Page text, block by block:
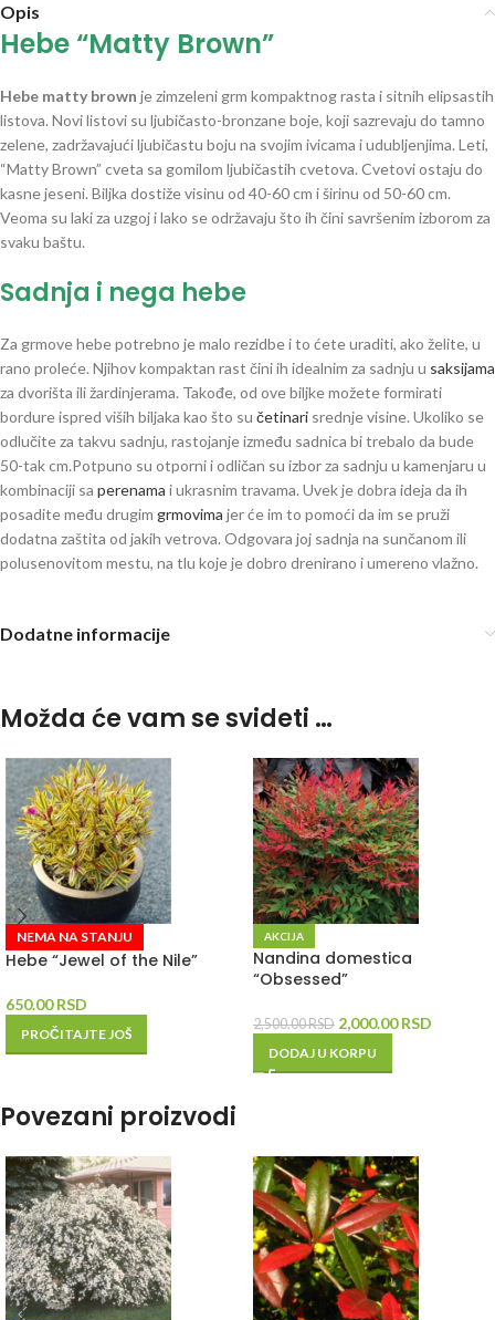
Opis
Hebe “Matty Brown”
Hebe matty brown je zimzeleni grm kompaktnog rasta i sitnih elipsastih
listova. Novi listovi su ljubičasto-bronzane boje, koji sazrevaju do tamno
zelene, zadržavajući ljubičastu boju na svojim ivicama i udubljenjima. Leti,
“Matty Brown” cveta sa gomilom ljubičastih cvetova. Cvetovi ostaju do
kasne jeseni. Biljka dostiže visinu od 40-60 cm i širinu od 50-60 cm.
Veoma su laki za uzgoj i lako se održavaju što ih čini savršenim izborom za
svaku baštu.
Sadnja i nega hebe
Za grmove hebe potrebno je malo rezidbe i to ćete uraditi, ako želite, u
rano proleće. Njihov kompaktan rast čini ih idealnim za sadnju u saksijama
za dvorišta ili žardinjerama. Takođe, od ove biljke možete formirati
bordure ispred viših biljaka kao što su četinari srednje visine. Ukoliko se
odlučite za takvu sadnju, rastojanje između sadnica bi trebalo da bude
50-tak cm.Potpuno su otporni i odličan su izbor za sadnju u kamenjaru u
kombinaciji sa perenama i ukrasnim travama. Uvek je dobra ideja da ih
posadite među drugim grmovima jer će im to pomoći da im se pruži
dodatna zaštita od jakih vetrova. Odgovara joj sadnja na sunčanom ili
polusenovitom mestu, na tlu koje je dobro drenirano i umereno vlažno.
Dodatne informacije
Možda će vam se svideti …
NEMA NA STANJU
Hebe “Jewel of the Nile”
650.00RSD
PROČITAJTE JOŠ
AKCIJA
Nandina domestica
“Obsessed”
2,500.00RSD 2,000.00RSD
DODAJ U KORPU
Povezani proizvodi